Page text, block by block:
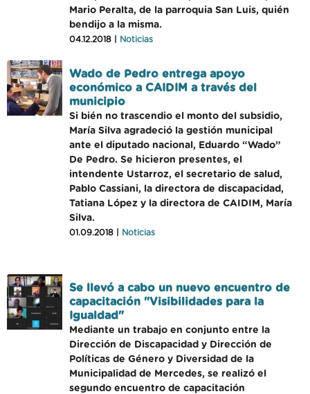
Mario Peralta, de la parroquia San Luis, quién
bendijo a la misma.
04.12.2018 | Noticias
Wado de Pedro entrega apoyo
económico a CAIDIM a través del
municipio
Si bién no trascendio el monto del subsidio,
María Silva agradeció la gestión municipal
ante el diputado nacional, Eduardo “Wado”
De Pedro. Se hicieron presentes, el
intendente Ustarroz, el secretario de salud,
Pablo Cassiani, la directora de discapacidad,
Tatiana López y la directora de CAIDIM, María
Silva.
01.09.2018 | Noticias
Se llevó a cabo un nuevo encuentro de
capacitación "Visibilidades para la
Igualdad"
Mediante un trabajo en conjunto entre la
Dirección de Discapacidad y Dirección de
Políticas de Género y Diversidad de la
Municipalidad de Mercedes, se realizó el
segundo encuentro de capacitación